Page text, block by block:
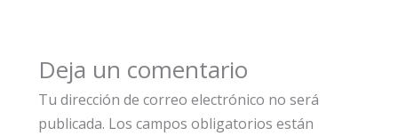
Deja un comentario
Tu dirección de correo electrónico no será
publicada. Los campos obligatorios están